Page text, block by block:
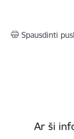
Spausdinti
Ar ši